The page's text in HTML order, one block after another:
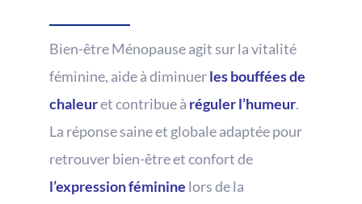
Bien-être Ménopause agit sur la vitalité
féminine, aide à diminuerles bouffées de
chaleuret contribue à réguler l’humeur.
La réponse saine et globale adaptée pour
retrouver bien-être et confort de
l’expression féminine lors de la